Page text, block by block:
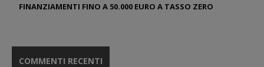
FINANZIAMENTI FINO A 50.000 EURO A TASSO ZERO
COMMENTI RECENTI